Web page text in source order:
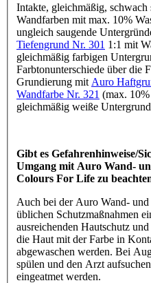
Intakte, gleichmäßig,
Wandfarben mit max. 10%
ungleich saugende
Tiefengrund Nr. 301 1:1 mit
gleichmäßig farbigen
Farbtonunterschiede über die
Grundierung mit Auro
Wandfarbe Nr. 321 (max.
gleichmäßig weiße
Gibt es Gefahrenhinweise/
Umgang mit Auro Wand-
Colours For Life zu
Auch bei der Auro Wand-
üblichen Schutzmaßnahmen
ausreichenden Hautschutz
die Haut mit der Farbe in
abgewaschen werden. Bei
spülen und den Arzt
eingeatmet werden.